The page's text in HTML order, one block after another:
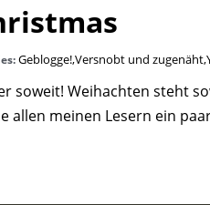
Geblogge!,Versnobt und zugenäht,
soweit! Weihachten steht
allen meinen Lesern ein